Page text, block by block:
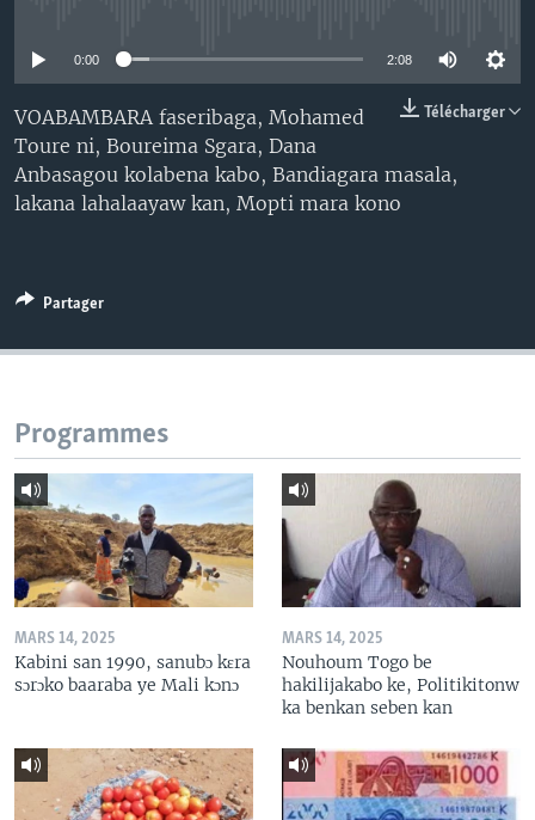
0:00 2:08
Télécharger
VOABAMBARA faseribaga, Mohamed
Toure ni, Boureima Sgara, Dana
Anbasagou kolabena kabo, Bandiagara masala,
lakana lahalaayaw kan, Mopti mara kono
Partager
Programmes
MARS 14, 2025
Kabini san 1990, sanubɔ kɛra
sɔrɔko baaraba ye Mali kɔnɔ
MARS 14, 2025
Nouhoum Togo be
hakilijakabo ke, Politikitonw
ka benkan seben kan